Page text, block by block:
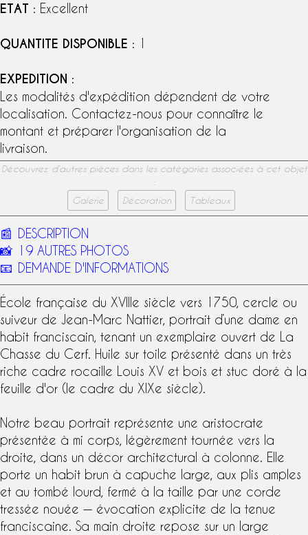
ETAT : Excellent
QUANTITE DISPONIBLE : 1
EXPEDITION :
Les modalités d'expédition dépendent de votre
localisation. Contactez-nous pour connaître le
montant et préparer l'organisation de la
livraison.
Découvrez d’autres pièces dans les catégories associées à cet objet
:
Galerie
Décoration Tableaux
📰 DESCRIPTION
📸 19 AUTRES PHOTOS
📧 DEMANDE D'INFORMATIONS
École française du XVIIIe siècle vers 1750, cercle ou
suiveur de Jean-Marc Nattier , portrait d’une dame en
habit franciscain, tenant un exemplaire ouvert de La
Chasse du Cerf. Huile sur toile présenté dans un très
riche cadre rocaille Louis XV et bois et stuc doré à la
feuille d'or (le cadre du XIXe siècle).
Notre beau portrait représente une aristocrate
présentée à mi corps, légèrement tournée vers la
droite, dans un décor architectural à colonne. Elle
porte un habit brun à capuche large, aux plis amples
et au tombé lourd, fermé à la taille par une corde
tressée nouée — évocation explicite de la tenue
franciscaine. Sa main droite repose sur un large